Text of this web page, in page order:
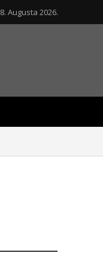
8. Augusta 2026.